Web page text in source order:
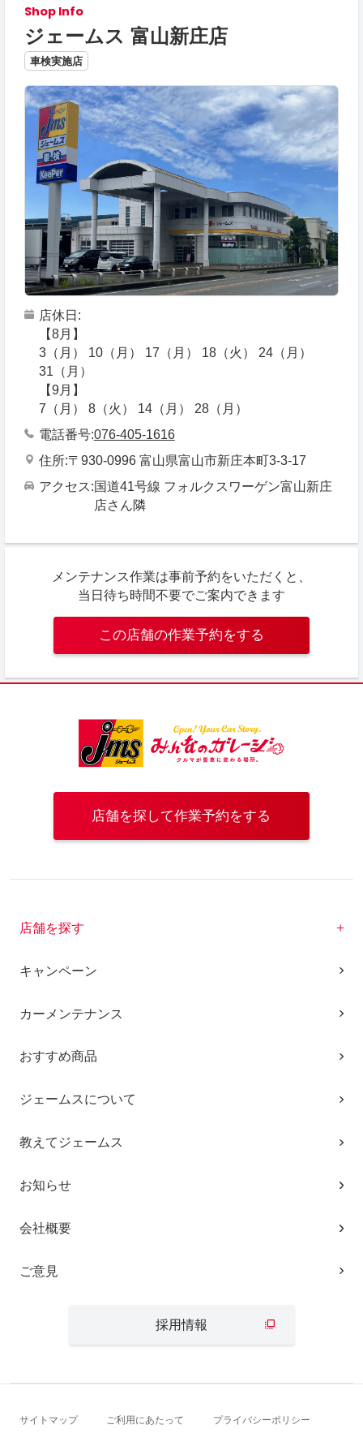
Shop Info
ジェームス 富山新庄店
車検実施店
店休日
【8月】
3（月） 10（月） 17（月） 18（火） 24（月）
31（月）
【9月】
7（月） 8（火） 14（月） 28（月）
電話番号 076-405-1616
住所 〒930-0996 富山県富山市新庄本町3-3-17
アクセス 国道41号線 フォルクスワーゲン富山新庄
店さん隣
メンテナンス作業は事前予約をいただくと、
当日待ち時間不要でご案内できます
この店舗の作業予約をする
店舗を探して作業予約をする
店舗を探す
キャンペーン
カーメンテナンス
おすすめ商品
ジェームスについて
教えてジェームス
お知らせ
会社概要
ご意見
採用情報
サイトマップ ご利用にあたって プライバシーポリシー